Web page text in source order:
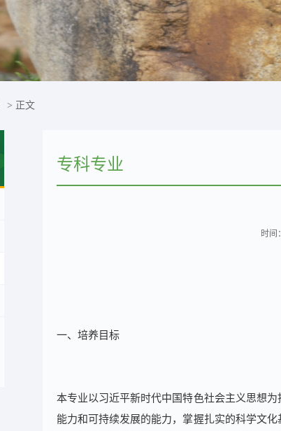
> 正文
专科专业
时间
一、培养目标
本专业以习近平新时代中国特色社会主义思想
能力和可持续发展的能力，掌握扎实的科学文